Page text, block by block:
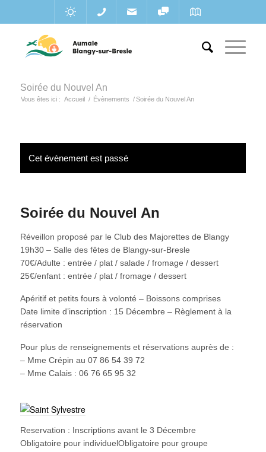
Soirée du Nouvel An
Vous êtes ici : Accueil / Évènements / Soirée du Nouvel An
Cet évènement est passé
Soirée du Nouvel An
Réveillon proposé par le Club des Majorettes de Blangy
19h30 – Salle des fêtes de Blangy-sur-Bresle
70€/Adulte : entrée / plat / salade / fromage / dessert
25€/enfant : entrée / plat / fromage / dessert
Apéritif et petits fours à volonté – Boissons comprises
Date limite d’inscription : 15 Décembre – Règlement à la
réservation
Pour plus de renseignements et réservations auprès de :
– Mme Crépin au 07 86 54 39 72
– Mme Calais : 06 76 65 95 32
Reservation : Inscriptions avant le 3 Décembre
Obligatoire pour individuelObligatoire pour groupe